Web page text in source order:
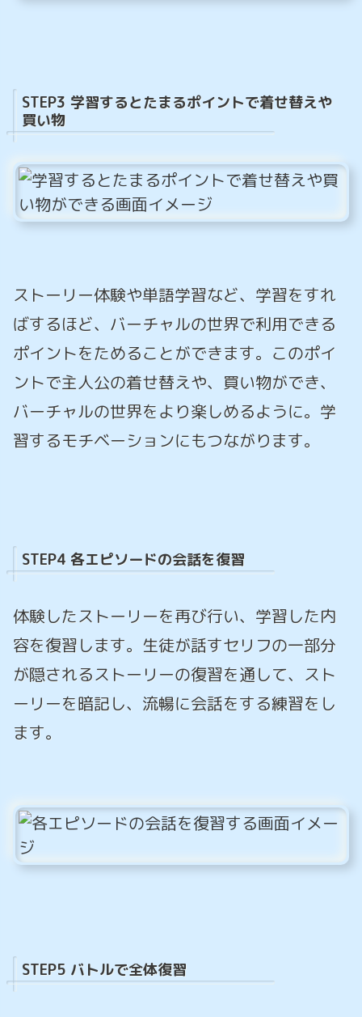
STEP3 学習するとたまるポイントで着せ替えや
買い物
ストーリー体験や単語学習など、学習をすれ
ばするほど、バーチャルの世界で利用できる
ポイントをためることができます。このポイ
ントで主人公の着せ替えや、買い物ができ、
バーチャルの世界をより楽しめるように。学
習するモチベーションにもつながります。
STEP4 各エピソードの会話を復習
体験したストーリーを再び行い、学習した内
容を復習します。生徒が話すセリフの一部分
が隠されるストーリーの復習を通して、スト
ーリーを暗記し、流暢に会話をする練習をし
ます。
STEP5 バトルで全体復習